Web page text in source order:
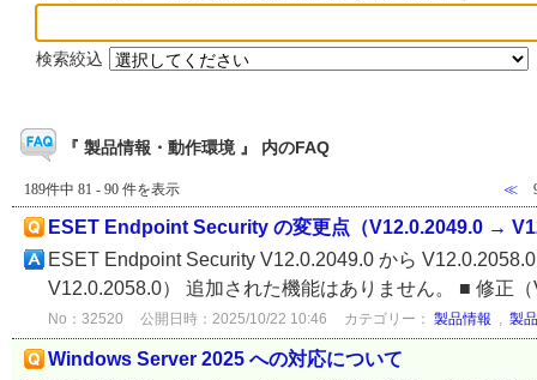
検索絞込
『 製品情報・動作環境 』 内のFAQ
189件中 81 - 90 件を表示 ≪
ESET Endpoint Security の変更点（V12.0.2049.0 →
ESET Endpoint Security V12.0.2049.0 から
V12.0.2058.0） 追加された機能はありません。 ■ 修正
No：32520 公開日時：2025/10/22 10:46 カテゴリー： 製品情報 , 製
Windows Server 2025 への対応について